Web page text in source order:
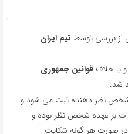
از بررسی توسط تیم ایران
یا خلاف قوانین جمهوری
شد.
شخص نظر دهنده ثبت می شود و
بر عهده شخص نظر بوده و
صورت هر گونه شکایت